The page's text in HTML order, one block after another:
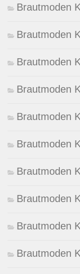
Brautmoden
Brautmoden
Brautmoden
Brautmoden
Brautmoden
Brautmoden
Brautmoden
Brautmoden
Brautmoden
Brautmoden